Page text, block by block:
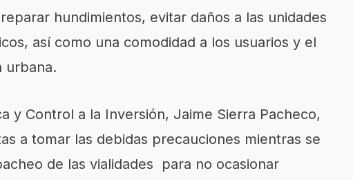
hundimientos, evitar daños a las unidades
así como una comodidad a los usuarios y el
urbana.
y Control a la Inversión, Jaime Sierra Pacheco,
a tomar las debidas precauciones mientras se
de las vialidades para no ocasionar